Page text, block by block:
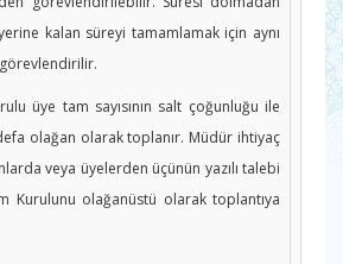
kalan süreyi tamamlamak için aynı
üye tam sayısının salt çoğunluğu ile
olağan olarak toplanır. Müdür ihtiyaç
veya üyelerden üçünün yazılı talebi
Kurulunu olağanüstü olarak toplantıya